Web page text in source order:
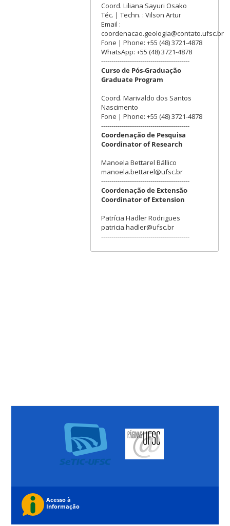
Coord. Liliana Sayuri Osako
Téc. | Techn. : Vilson Artur
Email :
coordenacao.geologia@contato.ufsc.br
Fone | Phone: +55 (48) 3721-4878
WhatsApp: +55 (48) 3721-4878
-------------------------------------------
Curso de Pós-Graduação
Graduate Program
Coord. Marivaldo dos Santos
Nascimento
Fone | Phone: +55 (48) 3721-4878
-------------------------------------------
Coordenação de Pesquisa
Coordinator of Research
Manoela Bettarel Bállico
manoela.bettarel@ufsc.br
-------------------------------------------
Coordenação de Extensão
Coordinator of Extension
Patrícia Hadler Rodrigues
patricia.hadler@ufsc.br
-------------------------------------------